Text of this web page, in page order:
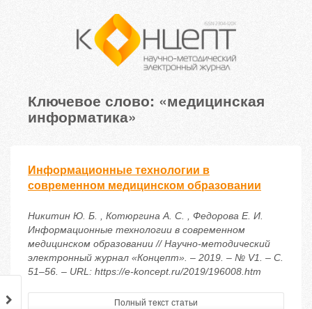
Ключевое слово: «медицинская
информатика»
Информационные технологии в
современном медицинском образовании
Никитин Ю. Б. , Котюргина А. С. , Федорова Е. И.
Информационные технологии в современном
медицинском образовании // Научно-методический
электронный журнал «Концепт». – 2019. – № V1. – С.
51–56. – URL: https://e-koncept.ru/2019/196008.htm
Полный текст статьи